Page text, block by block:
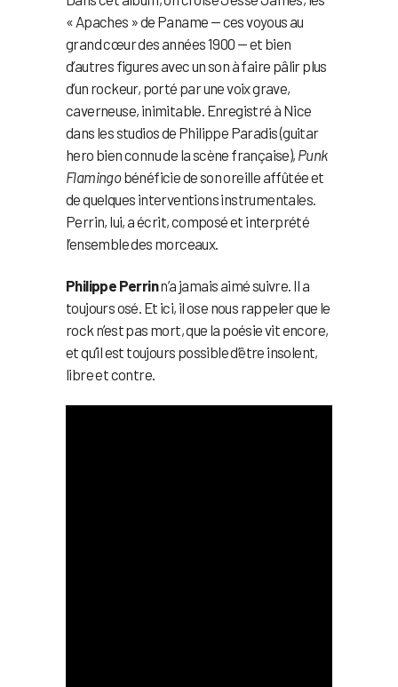
« Apaches » de Paname — ces voyous au
grand cœur des années 1900 — et bien
d’autres figures avec un son à faire pâlir plus
d’un rockeur, porté par une voix grave,
caverneuse, inimitable. Enregistré à Nice
dans les studios de Philippe Paradis (guitar
hero bien connu de la scène française), Punk
Flamingobénéficie de son oreille affûtée et
de quelques interventions instrumentales.
Perrin, lui, a écrit, composé et interprété
l’ensemble des morceaux.
Philippe Perrinn’a jamais aimé suivre. Il a
toujours osé. Et ici, il ose nous rappeler que le
rock n’est pas mort, que la poésie vit encore,
et qu’il est toujours possible d’être insolent,
libre et contre.